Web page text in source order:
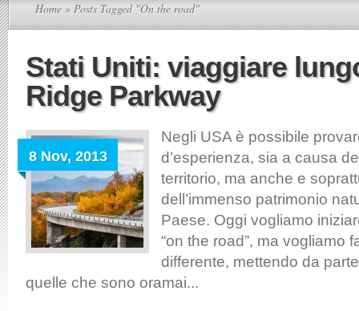
Home » Posts Tagged "On the road"
Stati Uniti: viaggiare
Ridge Parkway
8 Nov, 2013
Negli USA è possibile
d’esperienza, sia a causa
territorio, ma anche e
dell’immenso patrimonio
Paese. Oggi vogliamo
“on the road”, ma vogliamo
differente, mettendo da
quelle che sono oramai...